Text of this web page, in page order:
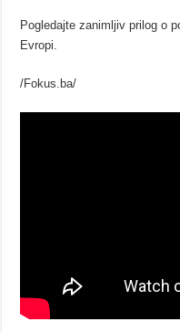
Pogledajte zanimljiv prilog o
Evropi.
/Fokus.ba/